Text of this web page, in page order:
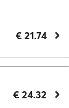
€ 21.74
€ 24.32